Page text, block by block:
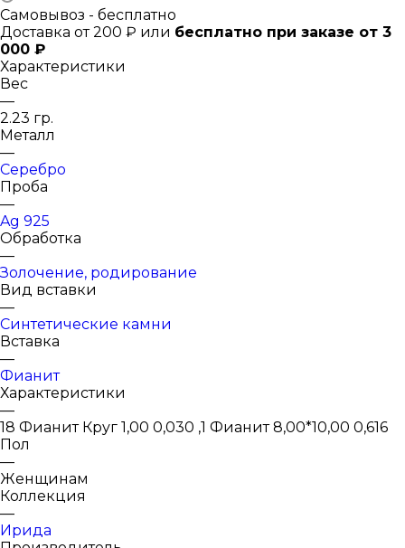
Самовывоз - бесплатно
Доставка от 200 ₽ или бесплатно при заказе от 3
000 ₽
Характеристики
Вес
—
2.23 гр.
Металл
—
Серебро
Проба
—
Ag 925
Обработка
—
Золочение, родирование
Вид вставки
—
Синтетические камни
Вставка
—
Фианит
Характеристики
—
18 Фианит Круг 1,00 0,030 ,1 Фианит 8,00*10,00 0,616
Пол
—
Женщинам
Коллекция
—
Ирида